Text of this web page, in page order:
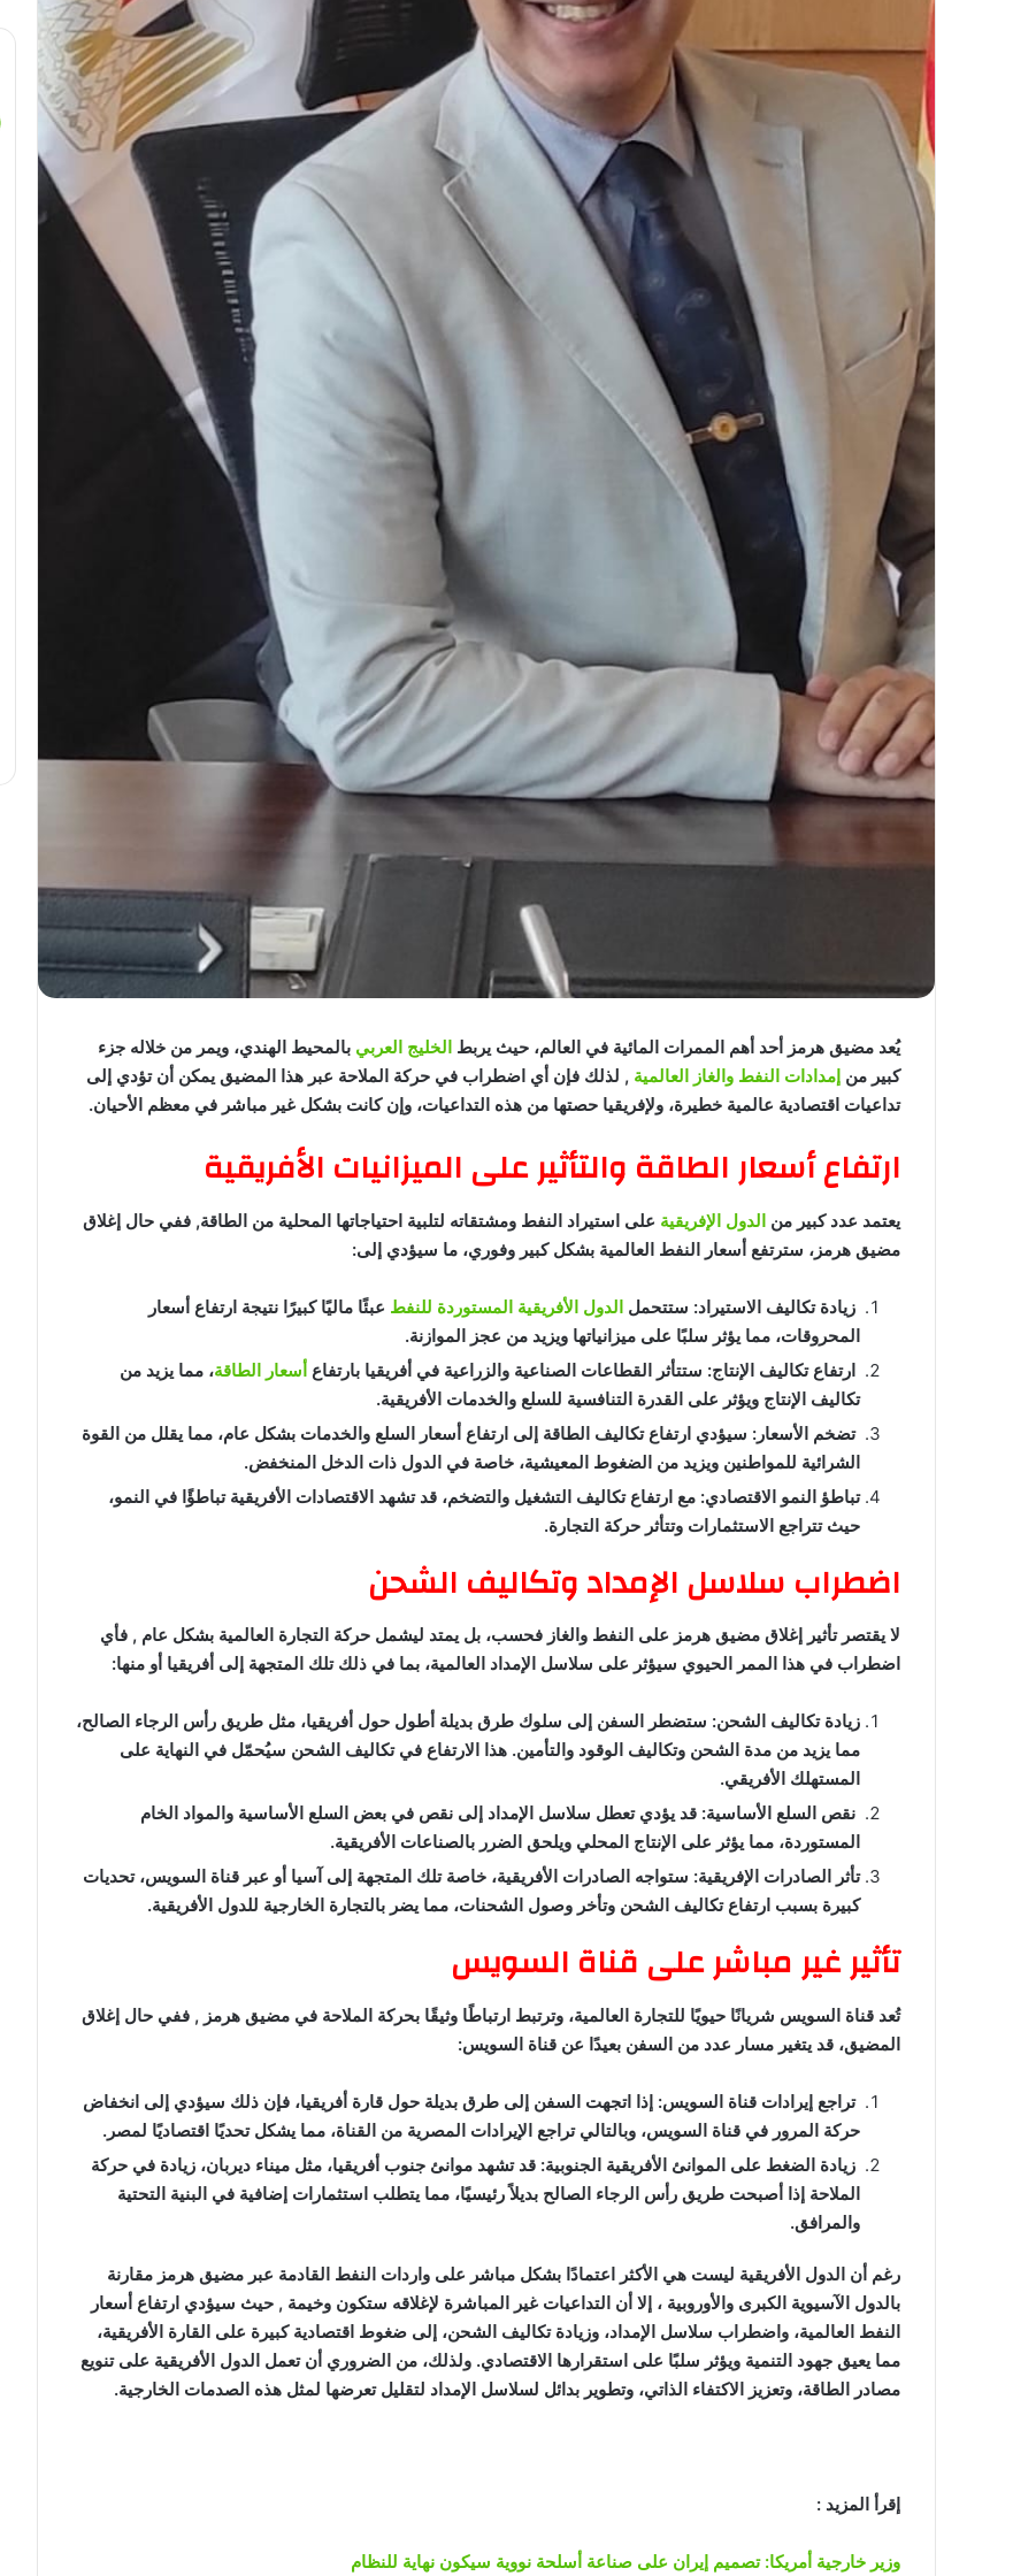
يُعد مضيق هرمز أحد أهم الممرات المائية في العالم، حيث يربط الخليج العربي بالمحيط الهندي، ويمر من خلاله جزء
كبير من إمدادات النفط والغاز العالمية , لذلك فإن أي اضطراب في حركة الملاحة عبر هذا المضيق يمكن أن تؤدي إلى
تداعيات اقتصادية عالمية خطيرة، ولإفريقيا حصتها من هذه التداعيات، وإن كانت بشكل غير مباشر في معظم الأحيان.
ارتفاع أسعار الطاقة والتأثير على الميزانيات الأفريقية
يعتمد عدد كبير من الدول الإفريقية على استيراد النفط ومشتقاته لتلبية احتياجاتها المحلية من الطاقة, ففي حال إغلاق
مضيق هرمز، سترتفع أسعار النفط العالمية بشكل كبير وفوري، ما سيؤدي إلى:
زيادة تكاليف الاستيراد: ستتحمل الدول الأفريقية المستوردة للنفط عبئًا ماليًا كبيرًا نتيجة ارتفاع أسعار
المحروقات، مما يؤثر سلبًا على ميزانياتها ويزيد من عجز الموازنة.
ارتفاع تكاليف الإنتاج: ستتأثر القطاعات الصناعية والزراعية في أفريقيا بارتفاع أسعار الطاقة، مما يزيد من
تكاليف الإنتاج ويؤثر على القدرة التنافسية للسلع والخدمات الأفريقية.
تضخم الأسعار: سيؤدي ارتفاع تكاليف الطاقة إلى ارتفاع أسعار السلع والخدمات بشكل عام، مما يقلل من القوة
الشرائية للمواطنين ويزيد من الضغوط المعيشية، خاصة في الدول ذات الدخل المنخفض.
تباطؤ النمو الاقتصادي: مع ارتفاع تكاليف التشغيل والتضخم، قد تشهد الاقتصادات الأفريقية تباطؤًا في النمو،
حيث تتراجع الاستثمارات وتتأثر حركة التجارة.
اضطراب سلاسل الإمداد وتكاليف الشحن
لا يقتصر تأثير إغلاق مضيق هرمز على النفط والغاز فحسب، بل يمتد ليشمل حركة التجارة العالمية بشكل عام , فأي
اضطراب في هذا الممر الحيوي سيؤثر على سلاسل الإمداد العالمية، بما في ذلك تلك المتجهة إلى أفريقيا أو منها:
زيادة تكاليف الشحن: ستضطر السفن إلى سلوك طرق بديلة أطول حول أفريقيا، مثل طريق رأس الرجاء الصالح،
مما يزيد من مدة الشحن وتكاليف الوقود والتأمين. هذا الارتفاع في تكاليف الشحن سيُحمّل في النهاية على
المستهلك الأفريقي.
نقص السلع الأساسية: قد يؤدي تعطل سلاسل الإمداد إلى نقص في بعض السلع الأساسية والمواد الخام
المستوردة، مما يؤثر على الإنتاج المحلي ويلحق الضرر بالصناعات الأفريقية.
تأثر الصادرات الإفريقية: ستواجه الصادرات الأفريقية، خاصة تلك المتجهة إلى آسيا أو عبر قناة السويس، تحديات
كبيرة بسبب ارتفاع تكاليف الشحن وتأخر وصول الشحنات، مما يضر بالتجارة الخارجية للدول الأفريقية.
تأثير غير مباشر على قناة السويس
تُعد قناة السويس شريانًا حيويًا للتجارة العالمية، وترتبط ارتباطًا وثيقًا بحركة الملاحة في مضيق هرمز , ففي حال إغلاق
المضيق، قد يتغير مسار عدد من السفن بعيدًا عن قناة السويس:
تراجع إيرادات قناة السويس: إذا اتجهت السفن إلى طرق بديلة حول قارة أفريقيا، فإن ذلك سيؤدي إلى انخفاض
حركة المرور في قناة السويس، وبالتالي تراجع الإيرادات المصرية من القناة، مما يشكل تحديًا اقتصاديًا لمصر.
زيادة الضغط على الموانئ الأفريقية الجنوبية: قد تشهد موانئ جنوب أفريقيا، مثل ميناء ديربان، زيادة في حركة
الملاحة إذا أصبحت طريق رأس الرجاء الصالح بديلاً رئيسيًا، مما يتطلب استثمارات إضافية في البنية التحتية
والمرافق.
رغم أن الدول الأفريقية ليست هي الأكثر اعتمادًا بشكل مباشر على واردات النفط القادمة عبر مضيق هرمز مقارنة
بالدول الآسيوية الكبرى والأوروبية ، إلا أن التداعيات غير المباشرة لإغلاقه ستكون وخيمة , حيث سيؤدي ارتفاع أسعار
النفط العالمية، واضطراب سلاسل الإمداد، وزيادة تكاليف الشحن، إلى ضغوط اقتصادية كبيرة على القارة الأفريقية،
مما يعيق جهود التنمية ويؤثر سلبًا على استقرارها الاقتصادي. ولذلك، من الضروري أن تعمل الدول الأفريقية على تنويع
مصادر الطاقة، وتعزيز الاكتفاء الذاتي، وتطوير بدائل لسلاسل الإمداد لتقليل تعرضها لمثل هذه الصدمات الخارجية.
إقرأ المزيد :
وزير خارجية أمريكا: تصميم إيران على صناعة أسلحة نووية سيكون نهاية للنظام